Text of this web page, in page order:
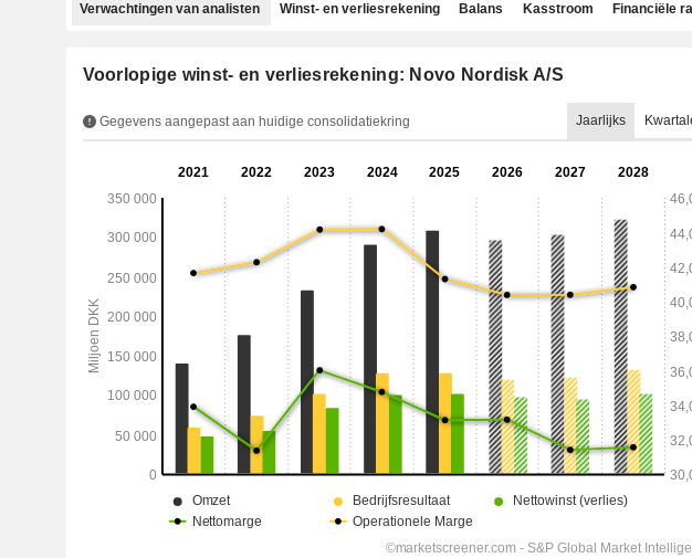
Verwachtingen van analisten Winst- en verliesrekening Balans Kasstroom Financiële
Voorlopige winst- en verliesrekening: Novo Nordisk A/S
Gegevens aangepast aan huidige consolidatiekring Jaarlijks